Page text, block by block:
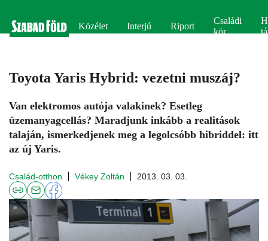
Közélet Interjú Riport
Családi
kör
Toyota Yaris Hybrid: vezetni muszáj?
Van elektromos autója valakinek? Esetleg
üzemanyagcellás? Maradjunk inkább a realitások
talaján, ismerkedjenek meg a legolcsóbb hibriddel: itt
az új Yaris.
Család-otthon Vékey Zoltán 2013. 03. 03.